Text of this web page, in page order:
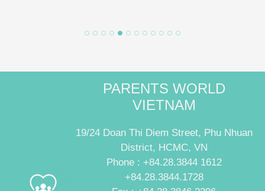
PARENTS WORLD
VIETNAM
19/24 Doan Thi Diem Street, Phu Nhuan
District, HCMC, VN
Phone : +84.28.3844 1612
+84.28.3844.1728